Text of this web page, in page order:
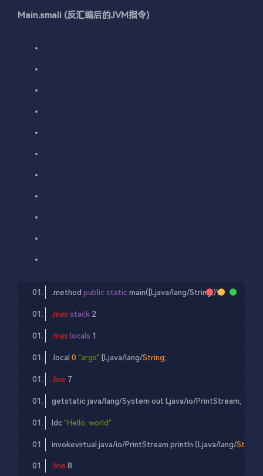
Main.smali (反汇编后的JVM指令)
.method public static main([Ljava/lang/String ;)V
.max stack 2
.max locals 1
.local 0 "args" [Ljava/lang/String;
.line 7
getstatic java/lang/System out Ljava/io/PrintStream;
ldc "Hello, world"
invokevirtual java/io/PrintStream println (Ljava/lang/String
.line 8